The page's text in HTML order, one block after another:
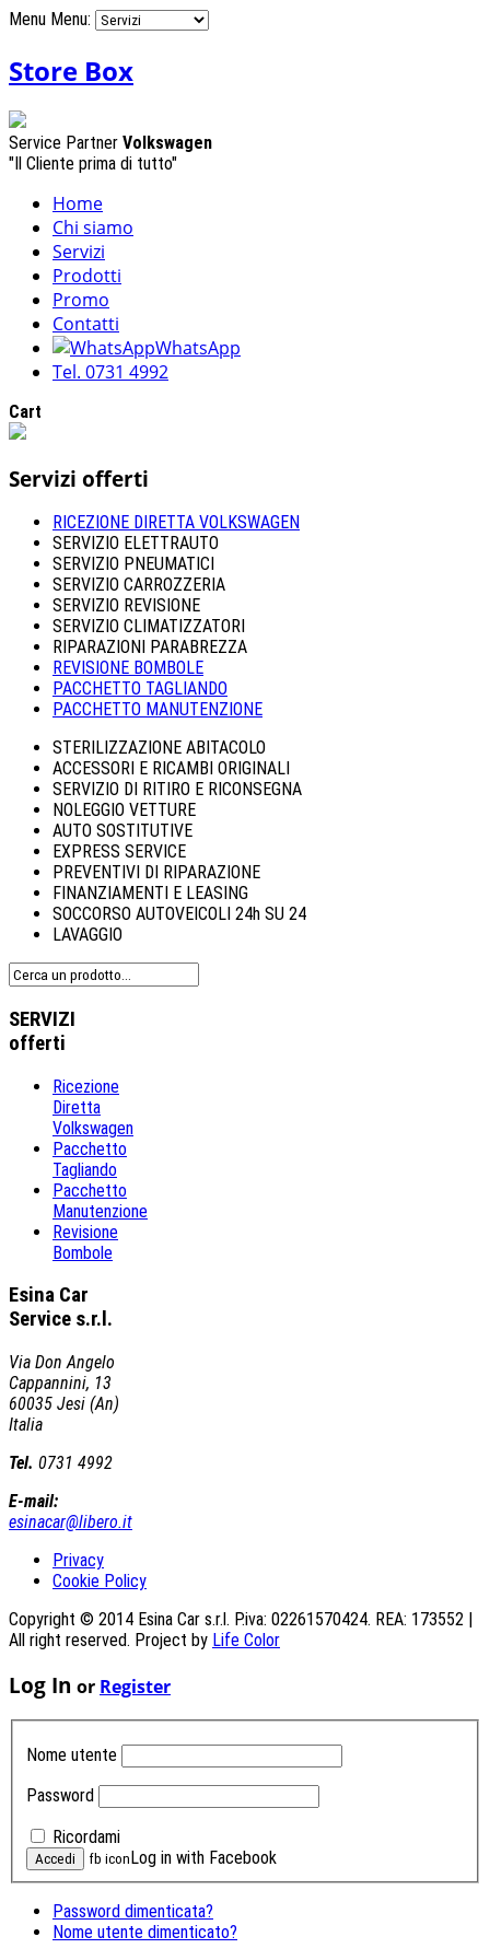
Menu Menu:
Store Box
Service Partner Volkswagen
"Il Cliente prima di tutto"
Home
Chi siamo
Servizi
Prodotti
Promo
Contatti
WhatsApp
Tel. 0731 4992
Cart
Servizi offerti
RICEZIONE DIRETTA VOLKSWAGEN
SERVIZIO ELETTRAUTO
SERVIZIO PNEUMATICI
SERVIZIO CARROZZERIA
SERVIZIO REVISIONE
SERVIZIO CLIMATIZZATORI
RIPARAZIONI PARABREZZA
REVISIONE BOMBOLE
PACCHETTO TAGLIANDO
PACCHETTO MANUTENZIONE
STERILIZZAZIONE ABITACOLO
ACCESSORI E RICAMBI ORIGINALI
SERVIZIO DI RITIRO E RICONSEGNA
NOLEGGIO VETTURE
AUTO SOSTITUTIVE
EXPRESS SERVICE
PREVENTIVI DI RIPARAZIONE
FINANZIAMENTI E LEASING
SOCCORSO AUTOVEICOLI 24h SU 24
LAVAGGIO
SERVIZI
offerti
Ricezione
Diretta
Volkswagen
Pacchetto
Tagliando
Pacchetto
Manutenzione
Revisione
Bombole
Esina Car
Service s.r.l.
Via Don Angelo
Cappannini, 13
60035 Jesi (An)
Italia
Tel. 0731 4992
E-mail:
esinacar@libero.it
Privacy
Cookie Policy
Copyright © 2014 Esina Car s.r.l. P.iva: 02261570424. REA: 173552 |
All right reserved. Project by Life Color
Log In or Register
Nome utente
Password
Ricordami
fb icon Log in with Facebook
Password dimenticata?
Nome utente dimenticato?